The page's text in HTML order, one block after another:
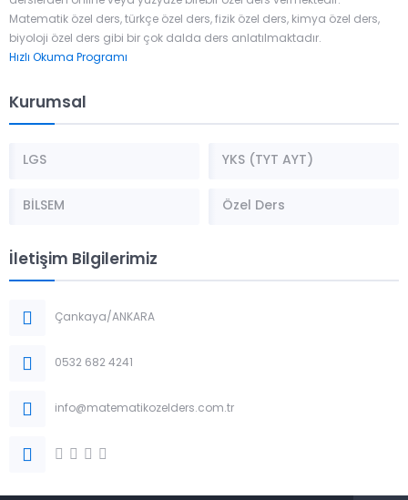
Matematik özel ders, türkçe özel ders, fizik özel ders, kimya özel ders,
biyoloji özel ders gibi bir çok dalda ders anlatılmaktadır.
Hızlı Okuma Programı
Kurumsal
LGS YKS (TYT AYT)
BİLSEM Özel Ders
İletişim Bilgilerimiz
Çankaya/ANKARA
0532 682 4241
info@matematikozelders.com.tr